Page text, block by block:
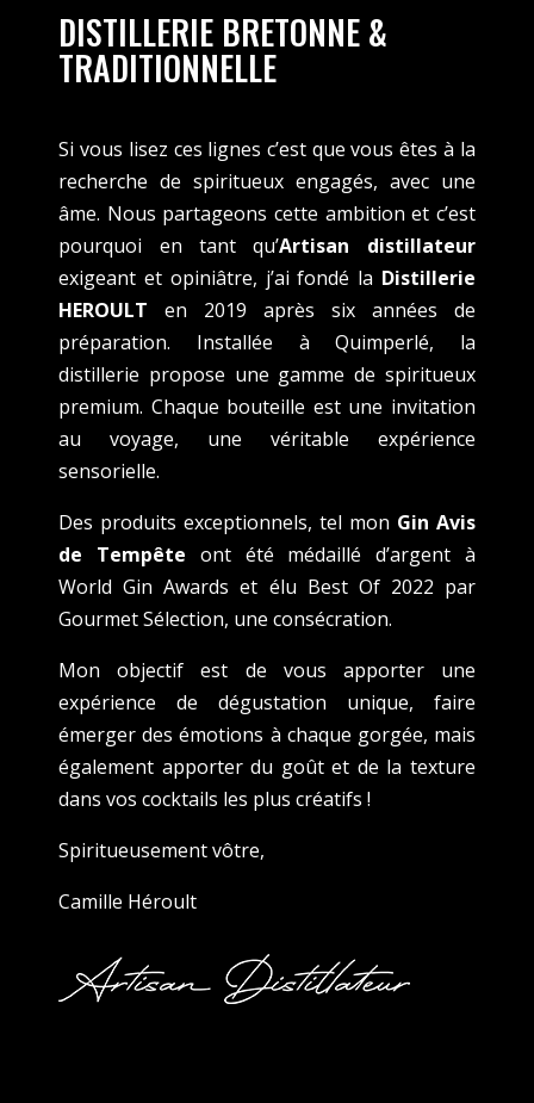
DISTILLERIE BRETONNE &
TRADITIONNELLE
Si vous lisez ces lignes c’est que vous êtes à la
recherche de spiritueux engagés, avec une
âme. Nous partageons cette ambition et c’est
pourquoi en tant qu’Artisan distillateur
exigeant et opiniâtre, j’ai fondé la Distillerie
HEROULT en 2019 après six années de
préparation. Installée à Quimperlé, la
distillerie propose une gamme de spiritueux
premium. Chaque bouteille est une invitation
au voyage, une véritable expérience
sensorielle.
Des produits exceptionnels, tel mon Gin Avis
de Tempête ont été médaillé d’argent à
World Gin Awards et élu Best Of 2022 par
Gourmet Sélection, une consécration.
Mon objectif est de vous apporter une
expérience de dégustation unique, faire
émerger des émotions à chaque gorgée, mais
également apporter du goût et de la texture
dans vos cocktails les plus créatifs !
Spiritueusement vôtre,
Camille Héroult